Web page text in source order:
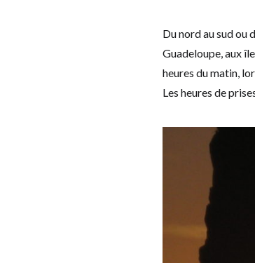
Du nord au sud ou
Guadeloupe, aux
heures du matin,
Les heures de